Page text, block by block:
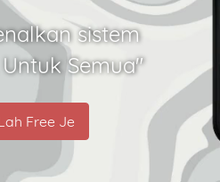
sistem
Semua"
Free Je